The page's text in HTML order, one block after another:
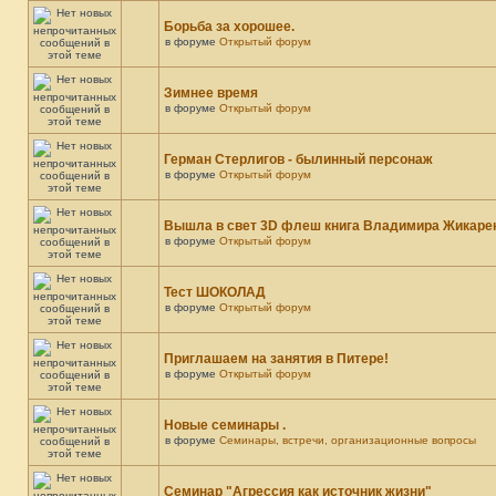
Борьба за хорошее.
в форуме Открытый форум
Зимнее время
в форуме Открытый форум
Герман Стерлигов - былинный персонаж
в форуме Открытый форум
Вышла в свет 3D флеш книга Владимира
в форуме Открытый форум
Тест ШОКОЛАД
в форуме Открытый форум
Приглашаем на занятия в Питере!
в форуме Открытый форум
Новые семинары .
в форуме Семинары, встречи, организационные вопросы
Семинар "Агрессия как источник жизни"